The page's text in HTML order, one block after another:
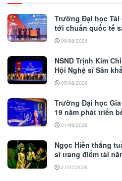
Trường Đại học
tới chuẩn quốc tế
09/08/2026
NSND Trịnh Kim
Hội Nghệ sĩ Sân
05/08/2026
Trường Đại học
19 năm phát triển
01/08/2026
Ngọc Hiền thắng
sĩ trang điểm tài
27/07/2026